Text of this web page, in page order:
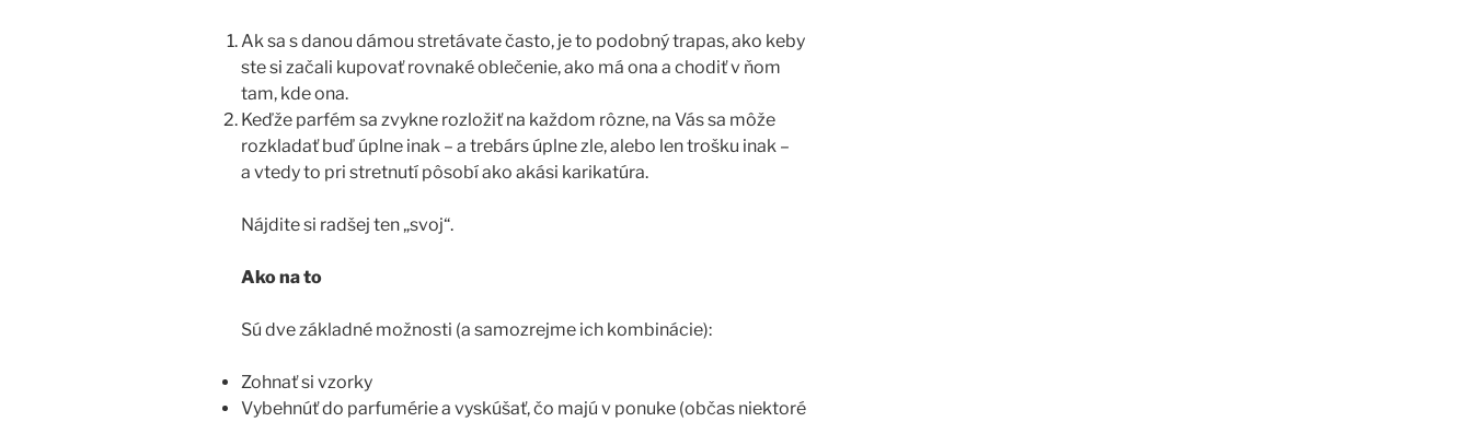
Ak sa s danou dámou stretávate často, je to podobný trapas, ako keby
ste si začali kupovať rovnaké oblečenie, ako má ona a chodiť v ňom
tam, kde ona.
Keďže parfém sa zvykne rozložiť na každom rôzne, na Vás sa môže
rozkladať buď úplne inak – a trebárs úplne zle, alebo len trošku inak –
a vtedy to pri stretnutí pôsobí ako akási karikatúra.
Nájdite si radšej ten „svoj“.
Ako na to
Sú dve základné možnosti (a samozrejme ich kombinácie):
Zohnať si vzorky
Vybehnúť do parfumérie a vyskúšať, čo majú v ponuke (občas niektoré